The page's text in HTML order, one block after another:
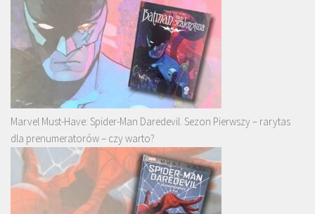
Marvel Must-Have: Spider-Man Daredevil. Sezon Pierwszy – rarytas
dla prenumeratorów – czy warto?